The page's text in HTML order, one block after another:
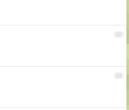
22
23